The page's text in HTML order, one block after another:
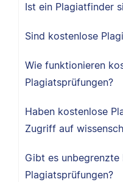
Ist ein Plagiatfinder
Sind kostenlose
Wie funktionieren
Plagiatsprüfungen?
Haben kostenlose
Zugriff auf
Gibt es unbegrenzte
Plagiatsprüfungen?